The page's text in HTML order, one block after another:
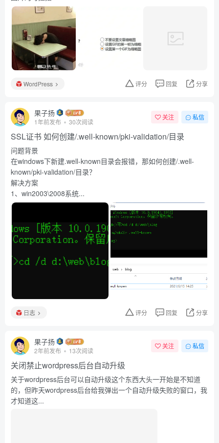
WordPress 评分 回复 分享
果子扬
1年前发布 30次阅读
关注 私信
SSL证书 如何创建/.well-known/pki-validation/目录
问题背景
在windows下新建.well-known目录会报错，那如何创建/.well-
known/pki-validation/目录？
解决方案
1、win2003\2008系统...
日志 评分 回复 分享
果子扬
2年前发布 13次阅读
关注 私信
关闭禁止wordpress后台自动升级
关于wordpress后台可以自动升级这个东西大头一开始是不知道
的，但昨天wordpress后台给我弹出一个自动升级失败的窗口，我
才知道这...